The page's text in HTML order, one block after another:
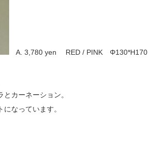
A. 3,780 yen RED / PINK Φ130*H170
カーネーション。
なっています。